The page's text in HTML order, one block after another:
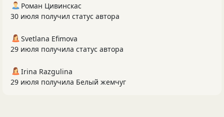
Роман Цивинскас
30 июля получил статус автора
Svetlana Efimova
29 июля получила статус автора
Irina Razgulina
29 июля получила Белый жемчуг